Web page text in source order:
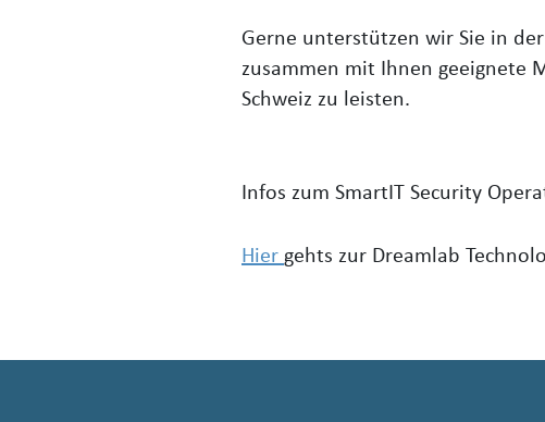
Gerne unterstützen wir Sie in
zusammen mit Ihnen geeignete
Schweiz zu leisten.
Infos zum SmartIT Security
Hier gehts zur Dreamlab